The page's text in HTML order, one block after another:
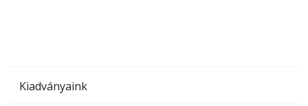
Kiadványaink